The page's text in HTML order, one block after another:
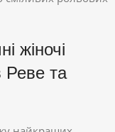
жіночі
Реве та